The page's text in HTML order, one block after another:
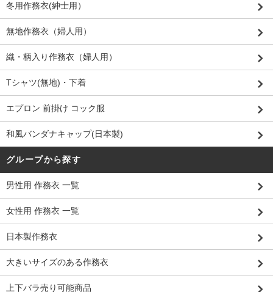
冬用作務衣(紳士用）
無地作務衣（婦人用）
織・柄入り作務衣（婦人用）
Tシャツ(無地)・下着
エプロン 前掛け コック服
和風バンダナキャップ(日本製)
グループから探す
男性用 作務衣 一覧
女性用 作務衣 一覧
日本製作務衣
大きいサイズのある作務衣
上下バラ売り可能商品